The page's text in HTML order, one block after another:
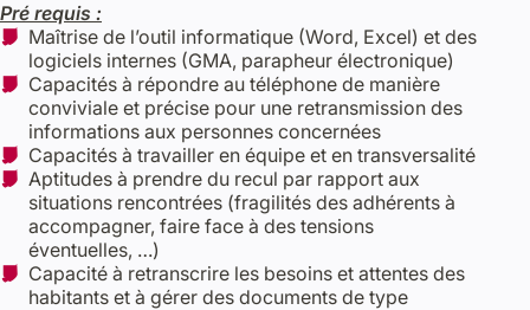
Pré requis :
Maîtrise de l’outil informatique (Word, Excel) et des
logiciels internes (GMA, parapheur électronique)
Capacités à répondre au téléphone de manière
conviviale et précise pour une retransmission des
informations aux personnes concernées
Capacités à travailler en équipe et en transversalité
Aptitudes à prendre du recul par rapport aux
situations rencontrées (fragilités des adhérents à
accompagner, faire face à des tensions
éventuelles, …)
Capacité à retranscrire les besoins et attentes des
habitants et à gérer des documents de type